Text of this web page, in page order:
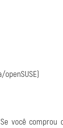
openSUSE)
você comprou